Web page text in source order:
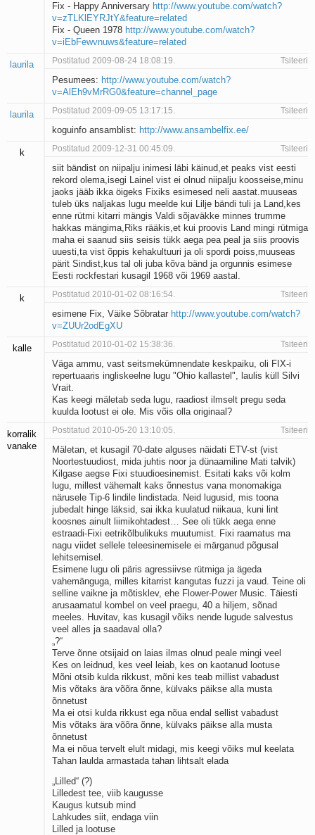
Fix - Happy Anniversary http://www.youtube.com/watch?
v=zTLKlEYRJtY&feature=related
Fix - Queen 1978 http://www.youtube.com/watch?
v=iEbFewvnuws&feature=related
laurila Postitatud 2009-08-24 18:08:19. Tsiteeri
Pesumees: http://www.youtube.com/watch?
v=AlEh9vMrRG0&feature=channel_page
laurila Postitatud 2009-09-05 13:17:15. Tsiteeri
koguinfo ansamblist: http://www.ansambelfix.ee/
k Postitatud 2009-12-31 00:45:09. Tsiteeri
siit bändist on niipalju inimesi läbi käinud,et peaks vist eesti
rekord olema,isegi Lainel vist ei olnud niipalju koosseise,minu
jaoks jääb ikka öigeks Fixiks esimesed neli aastat.muuseas
tuleb üks naljakas lugu meelde kui Lilje bändi tuli ja Land,kes
enne rütmi kitarri mängis Valdi sõjaväkke minnes trumme
hakkas mängima,Riks rääkis,et kui proovis Land mingi rütmiga
maha ei saanud siis seisis tükk aega pea peal ja siis proovis
uuesti,ta vist õppis kehakultuuri ja oli spordi poiss,muuseas
pärit Sindist,kus tal oli juba kõva bänd ja orgunnis esimese
Eesti rockfestari kusagil 1968 või 1969 aastal.
k Postitatud 2010-01-02 08:16:54. Tsiteeri
esimene Fix, Väike Sõbratar http://www.youtube.com/watch?
v=ZUUr2odEgXU
kalle Postitatud 2010-01-02 15:38:36. Tsiteeri
Väga ammu, vast seitsmekümnendate keskpaiku, oli FIX-i
repertuaaris ingliskeelne lugu "Ohio kallastel", laulis küll Silvi
Vrait.
Kas keegi mäletab seda lugu, raadiost ilmselt pregu seda
kuulda lootust ei ole. Mis võis olla originaal?
korralik
vanake
Postitatud 2010-05-20 13:10:05. Tsiteeri
Mäletan, et kusagil 70-date alguses näidati ETV-st (vist
Noortestuudiost, mida juhtis noor ja dünaamiline Mati talvik)
Kilgase aegse Fixi stuudioesinemist. Esitati kaks või kolm
lugu, millest vähemalt kaks õnnestus vana monomakiga
närusele Tip-6 lindile lindistada. Neid lugusid, mis toona
jubedalt hinge läksid, sai ikka kuulatud niikaua, kuni lint
koosnes ainult liimikohtadest… See oli tükk aega enne
estraadi-Fixi eetrikõlbulikuks muutumist. Fixi raamatus ma
nagu viidet sellele teleesinemisele ei märganud põgusal
lehitsemisel.
Esimene lugu oli päris agressiivse rütmiga ja ägeda
vahemänguga, milles kitarrist kangutas fuzzi ja vaud. Teine oli
selline vaikne ja mõtisklev, ehe Flower-Power Music. Täiesti
arusaamatul kombel on veel praegu, 40 a hiljem, sõnad
meeles. Huvitav, kas kusagil võiks nende lugude salvestus
veel alles ja saadaval olla?
„?“
Terve õnne otsijaid on laias ilmas olnud peale mingi veel
Kes on leidnud, kes veel leiab, kes on kaotanud lootuse
Mõni otsib kulda rikkust, mõni kes teab millist vabadust
Mis võtaks ära võõra õnne, külvaks päikse alla musta
õnnetust
Ma ei otsi kulda rikkust ega nõua endal sellist vabadust
Mis võtaks ära võõra õnne, külvaks päikse alla musta
õnnetust
Ma ei nõua tervelt elult midagi, mis keegi võiks mul keelata
Tahan laulda armastada tahan lihtsalt elada
„Lilled“ (?)
Lilledest tee, viib kaugusse
Kaugus kutsub mind
Lahkudes siit, endaga viin
Lilled ja lootuse